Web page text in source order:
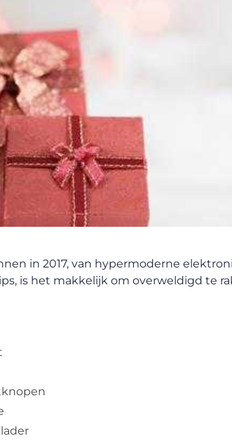
in 2017, van hypermoderne
is het makkelijk om overweldigd te